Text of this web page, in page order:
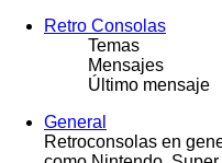
Retro Consolas
Temas
Mensajes
Último mensaje
General
Retroconsolas en